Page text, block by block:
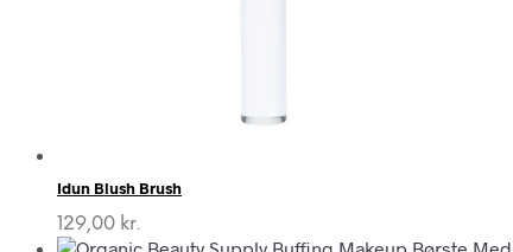
Idun Blush Brush
129,00 kr.